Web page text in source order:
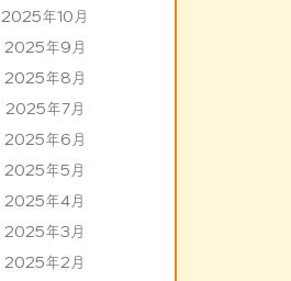
2025年10月
2025年9月
2025年8月
2025年7月
2025年6月
2025年5月
2025年4月
2025年3月
2025年2月